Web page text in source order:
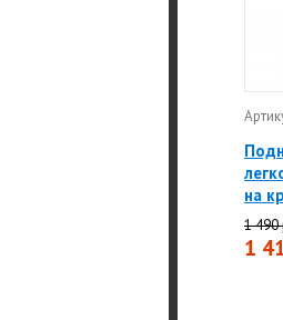
на
1 490
1